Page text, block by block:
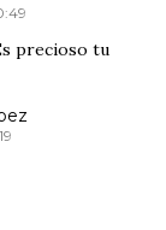
precioso tu